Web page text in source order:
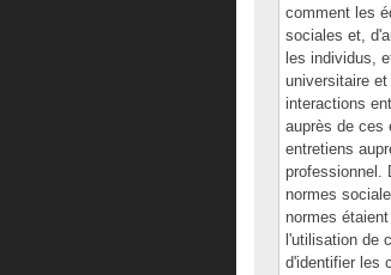
comment les
sociales et,
les individus,
universitaire
interactions
auprès de ces
entretiens
professionnel.
normes
normes
l'utilisation de
d'identifier les